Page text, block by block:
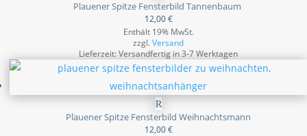
Plauener Spitze Fensterbild Tannenbaum
12,00€
Enthält 19% MwSt.
zzgl.Versand
Lieferzeit: Versandfertig in 3-7 Werktagen
Plauener Spitze Fensterbild Weihnachtsmann
12,00€